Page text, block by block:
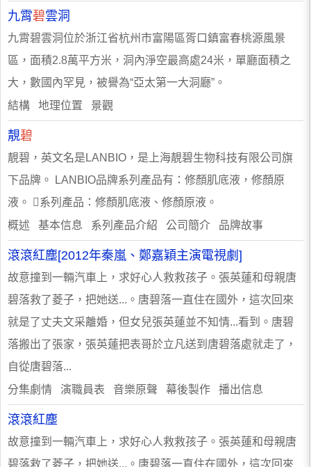
九霄碧雲洞
九霄碧雲洞位於浙江省杭州市富陽區胥口鎮富春桃源風景
區，面積2.8萬平方米，洞內淨空最高處24米，單廳面積之
大，數國內罕見，被譽為“亞太第一大洞廳”。
結構 地理位置 景觀
靚碧
靚碧，英文名是LANBIO，是上海靚碧生物科技有限公司旗
下品牌。 LANBIO品牌系列產品有：修顏肌底液，修顏原
液。 系列產品：修顏肌底液、修顏原液。
概述 基本信息 系列產品介紹 公司簡介 品牌故事
滾滾紅塵[2012年秦嵐、鄭嘉穎主演電視劇]
故意撞到一輛汽車上，求好心人救救孩子。張英蓮和母親唐
碧落救了菱子，把她送...。唐碧落一直住在國外，這次回來
就是了丈夫文采離婚，但女兒張英蓮並不知情...看到。唐碧
落搬出了張家，張英蓮把表哥於立凡送到唐碧落處就走了，
自從唐碧落...
分集劇情 演職員表 音樂原聲 幕後製作 播出信息
滾滾紅塵
故意撞到一輛汽車上，求好心人救救孩子。張英蓮和母親唐
碧落救了菱子，把她送...。唐碧落一直住在國外，這次回來